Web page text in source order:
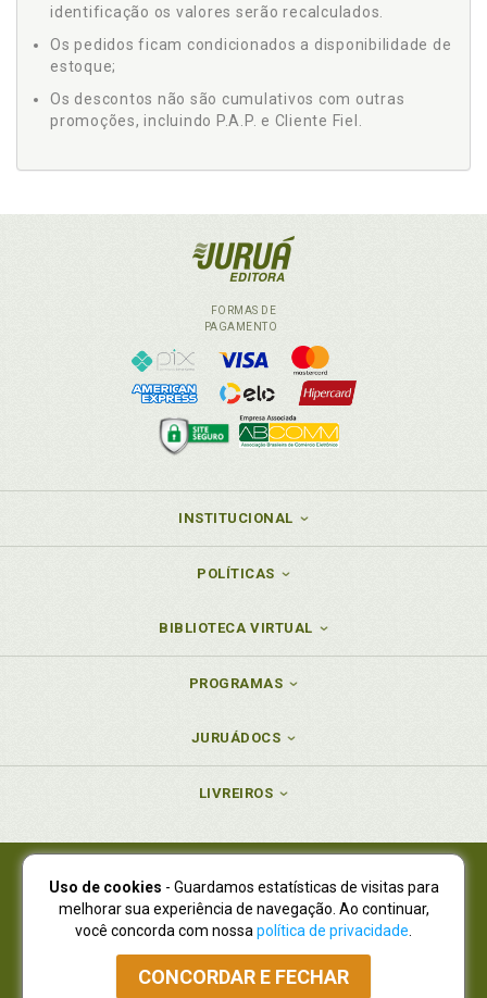
identificação os valores serão recalculados.
Os pedidos ficam condicionados a disponibilidade de
estoque;
Os descontos não são cumulativos com outras
promoções, incluindo P.A.P. e Cliente Fiel.
FORMAS DE
PAGAMENTO
INSTITUCIONAL
POLÍTICAS
BIBLIOTECA VIRTUAL
PROGRAMAS
JURUÁDOCS
LIVREIROS
Juruá Editora Ltda., CNPJ 77.535.508/0001-19
Juruá Informática Ltda., CNPJ 01.701.561/0001-80
NOVO ENDEREÇO:R. Flávio Dallegrave, 7665, São Lourenço |
Curitiba - Paraná - CEP 82210-310
Atendimento: (41) 4009-3900|Vendas Atacado: (41) 4009-3939
Uso de cookies - Guardamos estatísticas de visitas para
melhorar sua experiência de navegação. Ao continuar,
você concorda com nossa política de privacidade
CONCORDAR E FECHAR